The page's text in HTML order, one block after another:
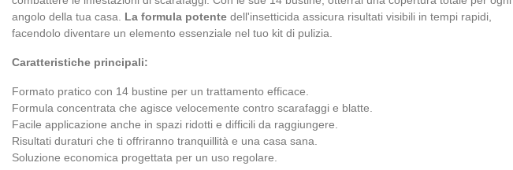
angolo della tua casa. La formula potente dell'insetticida assicura risultati visibili in tempi rapidi,
facendolo diventare un elemento essenziale nel tuo kit di pulizia.
Caratteristiche principali:
Formato pratico con 14 bustine per un trattamento efficace.
Formula concentrata che agisce velocemente contro scarafaggi e blatte.
Facile applicazione anche in spazi ridotti e difficili da raggiungere.
Risultati duraturi che ti offriranno tranquillità e una casa sana.
Soluzione economica progettata per un uso regolare.